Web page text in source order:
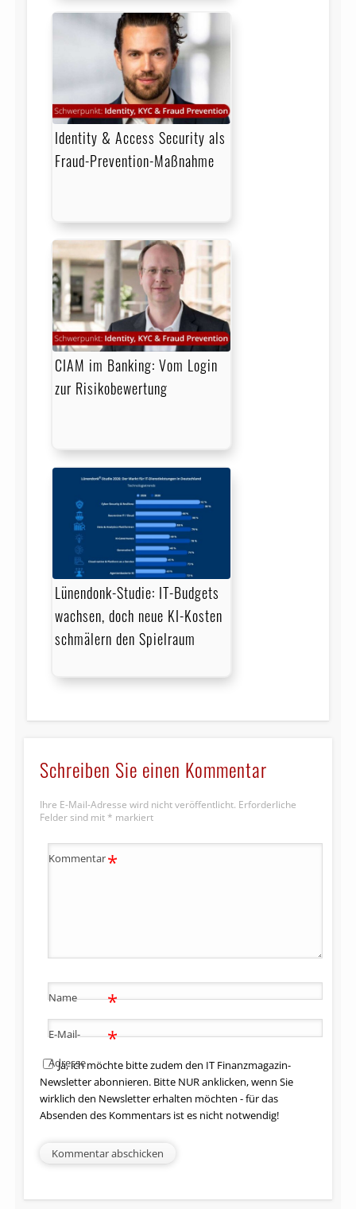
Identity & Access Security als
Fraud-Prevention-Maßnahme
CIAM im Banking: Vom Login
zur Risikobewertung
Lünendonk-Studie: IT-Budgets
wachsen, doch neue KI-Kosten
schmälern den Spielraum
Schreiben Sie einen Kommentar
Ihre E-Mail-Adresse wird nicht veröffentlicht. Erforderliche
Felder sind mit * markiert
Kommentar*
Name *
E-Mail-
Adresse
*
Ja, ich möchte bitte zudem den IT Finanzmagazin-
Newsletter abonnieren. Bitte NUR anklicken, wenn Sie
wirklich den Newsletter erhalten möchten - für das
Absenden des Kommentars ist es nicht notwendig!